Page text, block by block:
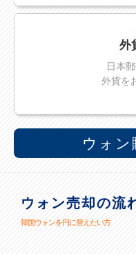
外
日本
外貨を
ウォン
ウォン売却の流
韓国ウォンを円に替えたい方